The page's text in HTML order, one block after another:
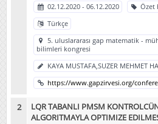
02.12.2020 - 06.12.2020 Özet
Türkçe
5. uluslararası gap matematik -
bilimleri kongresi
KAYA MUSTAFA,SUZER MEHMET
https://www.gapzirvesi.org/
LQR TABANLI PMSM
ALGORITMAYLA OPTIMIZE